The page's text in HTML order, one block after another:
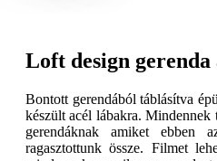
Loft design gerenda
Bontott gerendából táblásítva
készült acél lábakra. Mindennek
gerendáknak amiket ebben
ragasztottunk össze. Filmet